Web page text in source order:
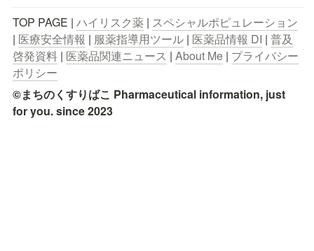
TOP PAGE | ハイリスク薬 | スペシャルポピュレーション
| 医療安全情報 | 服薬指導用ツール | 医薬品情報 DI | 普及
啓発資料 | 医薬品関連ニュース | About Me | プライバシー
ポリシー
©まちのくすりばこ Pharmaceutical information, just
for you. since 2023